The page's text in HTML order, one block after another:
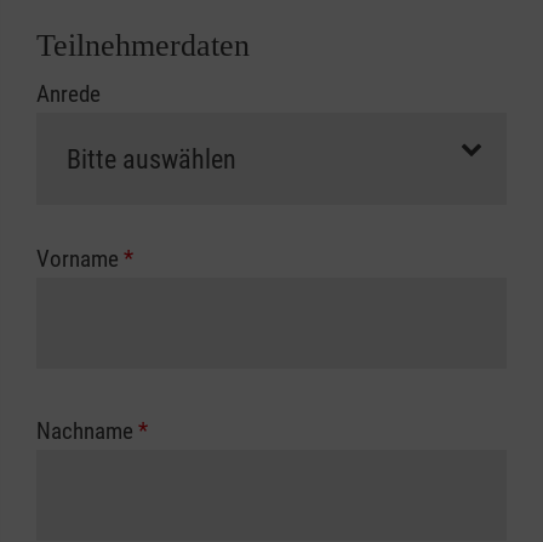
Abrechnungsunterlagen spätestens zu
erfolgt eine Abrechnung der vollen Kursgebühr
Die notwendigen Formulare für die
zuständigen Berufsgenossenschaft oder
Teilnehmerdaten
Anrede
Vorname *
Nachname *